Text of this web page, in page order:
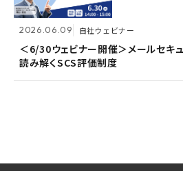
2026.06.09 自社ウェビナー
＜6/30ウェビナー開催＞メールセキ
読み解くSCS評価制度
2026.06.09 自社ウェビナー
＜6/30ウェビナー開催＞メールセキ
読み解くSCS評価制度
2026.04.28 共催ウェビナー
＜5/21ウェビナー開催＞ゼロトラスト